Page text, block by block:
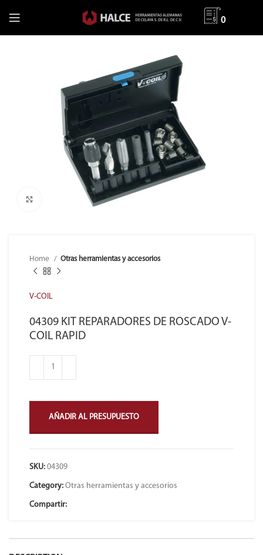
0
Clic para ampliar
Home Otras herramientas y accesorios
V-COIL
04309 KIT REPARADORES DE ROSCADO V-
COIL RAPID
AÑADIR AL PRESUPUESTO
SKU: 04309
Category: Otras herramientas y accesorios
Compartir: